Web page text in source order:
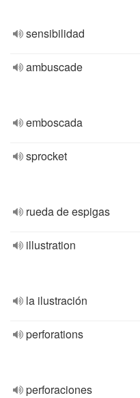
sensibilidad
ambuscade
emboscada
sprocket
rueda de espigas
illustration
la ilustración
perforations
perforaciones